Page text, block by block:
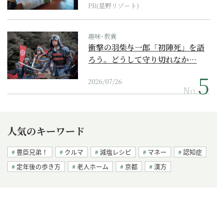
PR(星野リゾート)
趣味･教養
衝撃の羽柴与一郎「初陣死」を語
ろう。どうして守り切れなか…
2026/07/26
No.
人気のキーワード
豊臣兄弟！ クルマ 減塩レシピ マネー
認知症
定年後の歩き方
老人ホーム 京都 漢方